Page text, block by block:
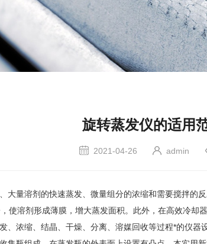
旋转蒸发仪的适用
2021-04-26 admin
量溶剂的快速蒸发、微量组分的浓缩和需要搅拌
溶剂形成薄膜，增大蒸发面积。此外，在高效冷却
缩、结晶、干燥、分离、溶媒回收等过程*的仪器